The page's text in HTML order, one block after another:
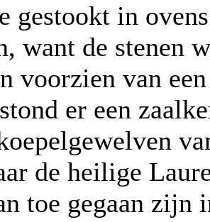
gestookt in
want de stenen
voorzien van
er een
de heilige
toe gegaan zijn